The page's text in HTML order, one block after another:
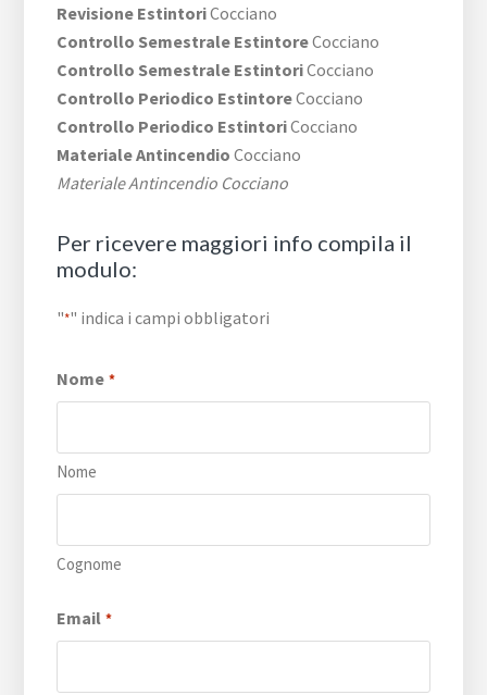
Revisione EstintoriCocciano
Controllo Semestrale EstintoreCocciano
Controllo Semestrale EstintoriCocciano
Controllo Periodico EstintoreCocciano
Controllo Periodico EstintoriCocciano
Materiale Antincendio Cocciano
Materiale Antincendio Cocciano
Per ricevere maggiori info compila il
modulo:
"*" indica i campi obbligatori
Nome *
Nome
Cognome
Email *